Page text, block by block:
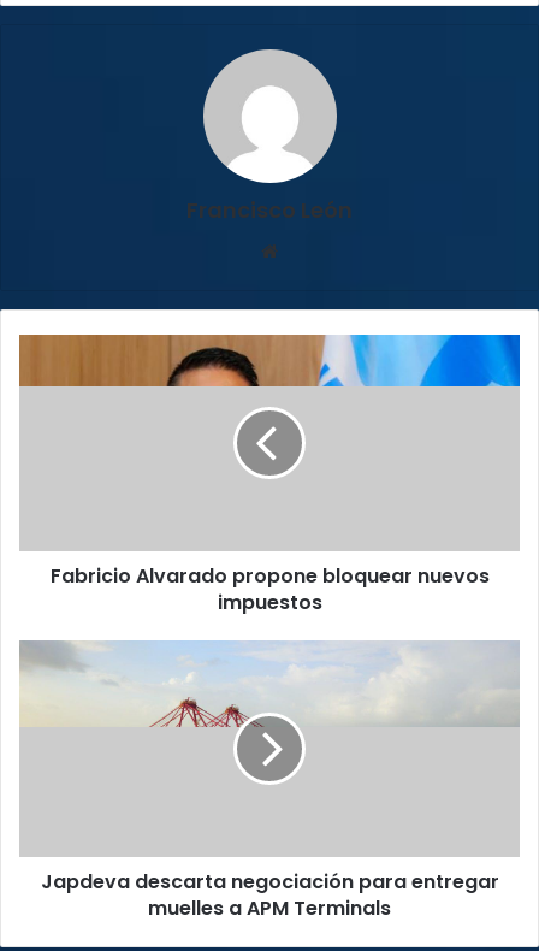
Francisco León
Fabricio Alvarado propone bloquear nuevos
impuestos
Japdeva
descarta
Terminals
Japdeva descarta negociación para entregar
muelles a APM Terminals